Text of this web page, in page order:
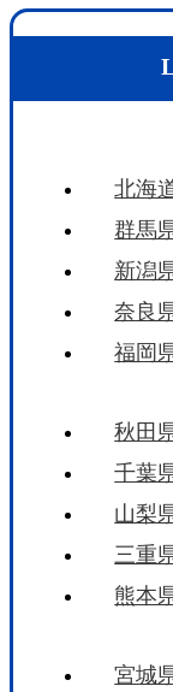
北海
群馬
新潟
奈良
福岡
秋田
千葉
山梨
三重
熊本
宮城